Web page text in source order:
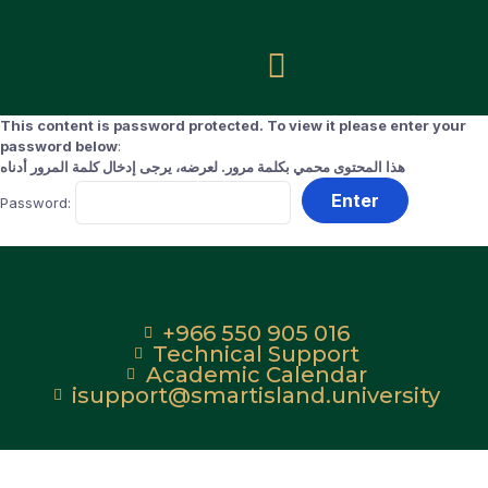
This content is password protected. To view it please enter your
password below:
هذا المحتوى محمي بكلمة مرور. لعرضه، يرجى إدخال كلمة المرور أدناه
Password:
+966 550 905 016
Technical Support
Academic Calendar
isupport@smartisland.university